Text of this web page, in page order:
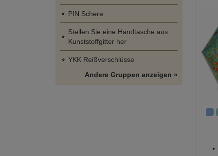
PIN Schere
Stellen Sie eine Handtasche aus
Kunststoffgitter her
YKK Reißverschlüsse
Andere Gruppen anzeigen »